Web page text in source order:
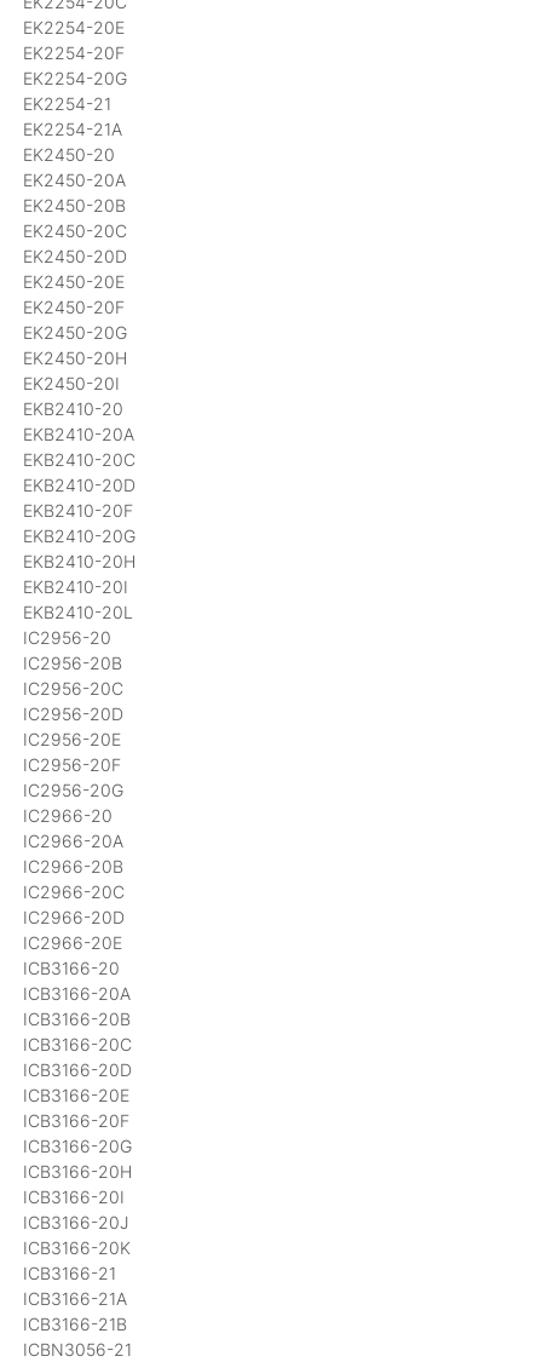
EK2254-20E
EK2254-20F
EK2254-20G
EK2254-21
EK2254-21A
EK2450-20
EK2450-20A
EK2450-20B
EK2450-20C
EK2450-20D
EK2450-20E
EK2450-20F
EK2450-20G
EK2450-20H
EK2450-20I
EKB2410-20
EKB2410-20A
EKB2410-20C
EKB2410-20D
EKB2410-20F
EKB2410-20G
EKB2410-20H
EKB2410-20I
EKB2410-20L
IC2956-20
IC2956-20B
IC2956-20C
IC2956-20D
IC2956-20E
IC2956-20F
IC2956-20G
IC2966-20
IC2966-20A
IC2966-20B
IC2966-20C
IC2966-20D
IC2966-20E
ICB3166-20
ICB3166-20A
ICB3166-20B
ICB3166-20C
ICB3166-20D
ICB3166-20E
ICB3166-20F
ICB3166-20G
ICB3166-20H
ICB3166-20I
ICB3166-20J
ICB3166-20K
ICB3166-21
ICB3166-21A
ICB3166-21B
ICBN3056-21